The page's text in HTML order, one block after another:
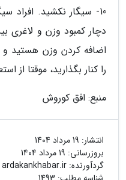
10- سیگار نکشید. افراد
دچار کمبود وزن و لاغری
اضافه کردن وزن هستید و
را کنار بگذارید، موقتا از
منبع: افق کوروش
انتشار: 19 مرداد 1404
بروزرسانی: 19 مرداد 1404
گردآورنده: ardakankhabar.ir